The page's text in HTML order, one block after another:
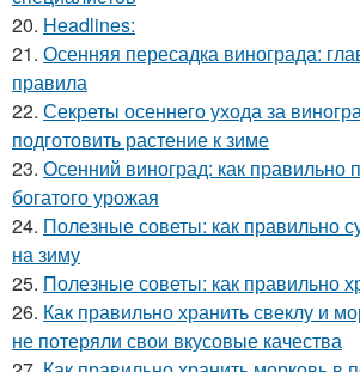
20. Headlines:
21. Осенняя пересадка винограда:
правила
22. Секреты осеннего ухода за
подготовить растение к зиме
23. Осенний виноград: как правильно
богатого урожая
24. Полезные советы: как правильно
на зиму
25. Полезные советы: как правильно
26. Как правильно хранить свеклу и
не потеряли свои вкусовые качества